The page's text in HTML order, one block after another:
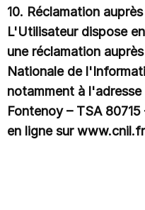
10. Réclamation
L'Utilisateur dispose
une réclamation
Nationale de
notamment à
Fontenoy – TSA
en ligne sur